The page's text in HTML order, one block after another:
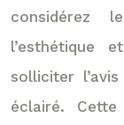
considérez
l’esthétique
solliciter
éclairé.